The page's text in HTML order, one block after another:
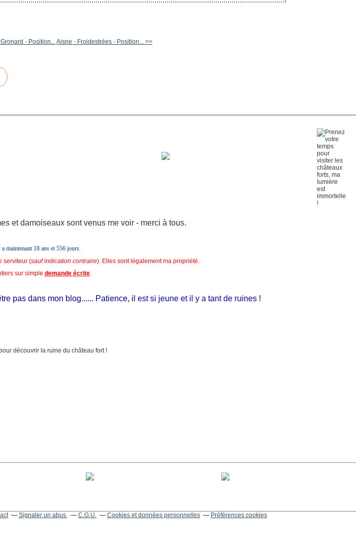
- Position...Aisne - Froidestrées - Position... >>
et damoiseaux sont venus me voir - merci à tous.
maintenant 18 ans et 556 jours.
serviteur (sauf indication contraire). Elles sont légalement ma propriété.
sur simple demande écrite.
pas dans mon blog...... Patience, il est si jeune et il y a tant de ruines !
Signaler un abus C.G.U. Cookies et données personnelles Préférences cookies